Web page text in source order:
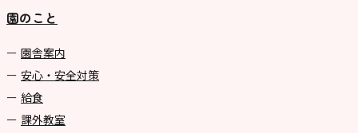
園のこと
園舎案内
安心・安全対策
給食
課外教室